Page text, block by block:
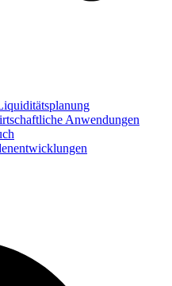
Anwendungen